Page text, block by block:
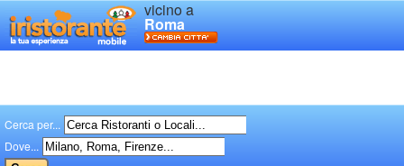
vicino a
Roma
Cerca per...
Dove...